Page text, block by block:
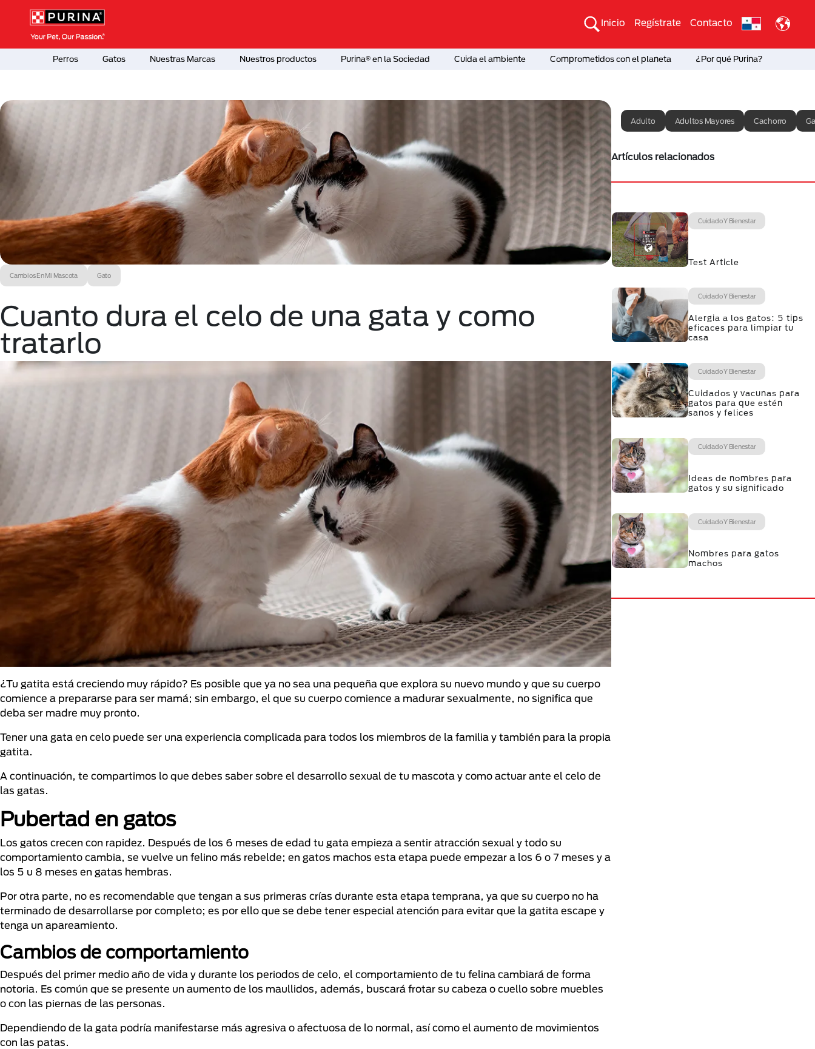
Pasar al contenido principal
Menú Secundario Purina
Inicio Regístrate Contacto
Menú Principal Purina
Perros Gatos Nuestras Marcas Nuestros productos Purina® en la Sociedad Cuida el ambiente Comprometidos con el planeta ¿Por qué Purina?
Cambios En Mi Mascota Gato
Cuanto dura el celo de una gata y como
tratarlo
¿Tu gatita está creciendo muy rápido? Es posible que ya no sea una pequeña que explora su nuevo mundo y que su cuerpo
comience a prepararse para ser mamá; sin embargo, el que su cuerpo comience a madurar sexualmente, no significa que
deba ser madre muy pronto.
Tener una gata en celo puede ser una experiencia complicada para todos los miembros de la familia y también para la propia
gatita.
A continuación, te compartimos lo que debes saber sobre el desarrollo sexual de tu mascota y como actuar ante el celo de
las gatas.
Pubertad en gatos
Los gatos crecen con rapidez. Después de los 6 meses de edad tu gata empieza a sentir atracción sexual y todo su
comportamiento cambia, se vuelve un felino más rebelde; en gatos machos esta etapa puede empezar a los 6 o 7 meses y a
los 5 u 8 meses en gatas hembras.
Por otra parte, no es recomendable que tengan a sus primeras crías durante esta etapa temprana, ya que su cuerpo no ha
terminado de desarrollarse por completo; es por ello que se debe tener especial atención para evitar que la gatita escape y
tenga un apareamiento.
Cambios de comportamiento
Después del primer medio año de vida y durante los periodos de celo, el comportamiento de tu felina cambiará de forma
notoria. Es común que se presente un aumento de los maullidos, además, buscará frotar su cabeza o cuello sobre muebles
o con las piernas de las personas.
Dependiendo de la gata podría manifestarse más agresiva o afectuosa de lo normal, así como el aumento de movimientos
con las patas.
Adulto Adultos Mayores Cachorro
Artículos relacionados
Cuidado Y Bienestar
Test Article
Cuidado Y Bienestar
Alergia a los gatos: 5 tips
eficaces para limpiar tu
casa
Cuidado Y Bienestar
Cuidados y vacunas para
gatos para que estén
sanos y felices
Cuidado Y Bienestar
Ideas de nombres para
gatos y su significado
Cuidado Y Bienestar
Nombres para gatos
machos